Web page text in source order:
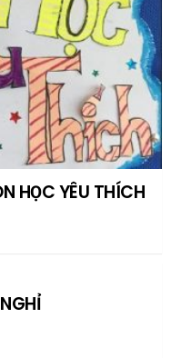
HỌC YÊU THÍCH